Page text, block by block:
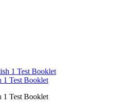
1 Test Booklet
1 Test Booklet